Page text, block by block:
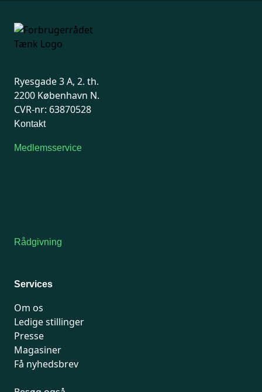
Ryesgade 3 A, 2. th.
2200 København N.
CVR-nr: 63870528
Kontakt
Medlemsservice
Rådgivning
Services
Om os
Ledige stillinger
Presse
Magasiner
Få nyhedsbrev